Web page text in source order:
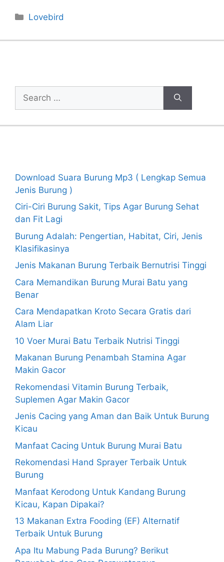
Categories
Lovebird
for:
Download Suara Burung Mp3 ( Lengkap Semua
Jenis Burung )
Ciri-Ciri Burung Sakit, Tips Agar Burung Sehat
dan Fit Lagi
Burung Adalah: Pengertian, Habitat, Ciri, Jenis
Klasifikasinya
Jenis Makanan Burung Terbaik Bernutrisi Tinggi
Cara Memandikan Burung Murai Batu yang
Benar
Cara Mendapatkan Kroto Secara Gratis dari
Alam Liar
10 Voer Murai Batu Terbaik Nutrisi Tinggi
Makanan Burung Penambah Stamina Agar
Makin Gacor
Rekomendasi Vitamin Burung Terbaik,
Suplemen Agar Makin Gacor
Jenis Cacing yang Aman dan Baik Untuk Burung
Kicau
Manfaat Cacing Untuk Burung Murai Batu
Rekomendasi Hand Sprayer Terbaik Untuk
Burung
Manfaat Kerodong Untuk Kandang Burung
Kicau, Kapan Dipakai?
13 Makanan Extra Fooding (EF) Alternatif
Terbaik Untuk Burung
Apa Itu Mabung Pada Burung? Berikut